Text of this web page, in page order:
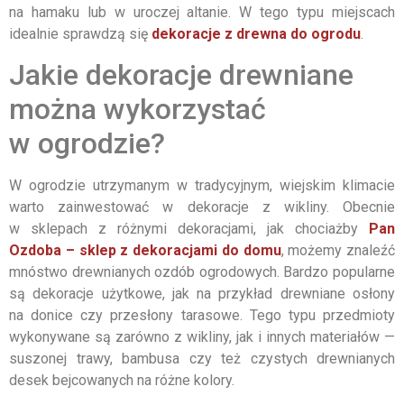
na hamaku lub w uroczej altanie. W tego typu miejscach
idealnie sprawdzą się dekoracje z drewna do ogrodu.
Jakie dekoracje drewniane
można wykorzystać
w ogrodzie?
W ogrodzie utrzymanym w tradycyjnym, wiejskim klimacie
warto zainwestować w dekoracje z wikliny. Obecnie
w sklepach z różnymi dekoracjami, jak chociażby
Pan
Ozdoba – sklep z dekoracjami do domu, możemy znaleźć
mnóstwo drewnianych ozdób ogrodowych. Bardzo popularne
są dekoracje użytkowe, jak na przykład drewniane osłony
na donice czy przesłony tarasowe. Tego typu przedmioty
wykonywane są zarówno z wikliny, jak i innych materiałów —
suszonej trawy, bambusa czy też czystych drewnianych
desek bejcowanych na różne kolory.